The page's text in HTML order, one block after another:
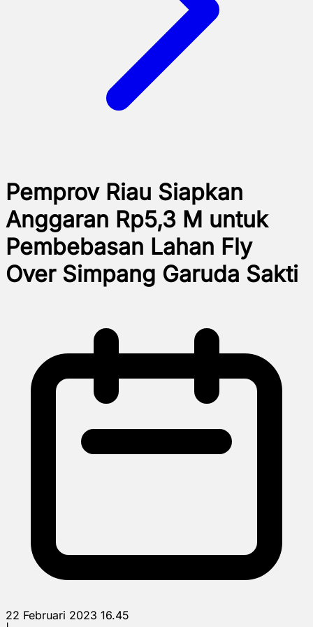
Pemprov Riau Siapkan
Anggaran Rp5,3 M untuk
Pembebasan Lahan Fly
Over Simpang Garuda Sakti
22 Februari 2023 16.45